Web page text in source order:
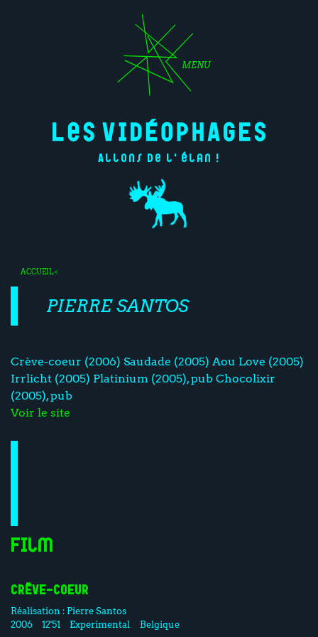
MENU
Allons de l'élan !
ACCUEIL<
PIERRE SANTOS
Crève-coeur (2006) Saudade (2005) Aou Love (2005)
Irrlicht (2005) Platinium (2005), pub Chocolixir
(2005), pub
Voir le site
Film
CRÊVE-COEUR
Réalisation : Pierre Santos
2006
12'51 Experimental Belgique